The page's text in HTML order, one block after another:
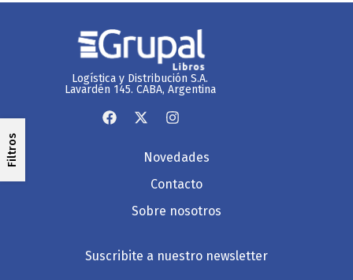
Filtros
Logística y Distribución S.A.
Lavardén 145. CABA, Argentina
Novedades
Contacto
Sobre nosotros
Suscribite a nuestro newsletter